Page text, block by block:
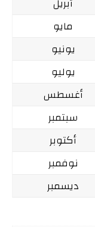
مايو
يونيو
يوليو
أغسطس
سبتمبر
أكتوبر
نوفمبر
ديسمبر